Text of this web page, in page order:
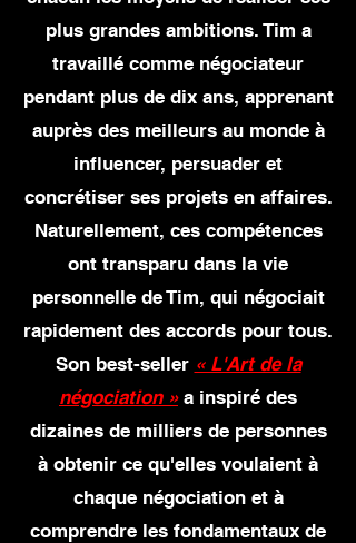
plus grandes ambitions. Tim a
travaillé comme négociateur
pendant plus de dix ans, apprenant
auprès des meilleurs au monde à
influencer, persuader et
concrétiser ses projets en affaires.
Naturellement, ces compétences
ont transparu dans la vie
personnelle de Tim, qui négociait
rapidement des accords pour tous.
Son best-seller « L'Art de la
négociation » a inspiré des
dizaines de milliers de personnes
à obtenir ce qu'elles voulaient à
chaque négociation et à
comprendre les fondamentaux de